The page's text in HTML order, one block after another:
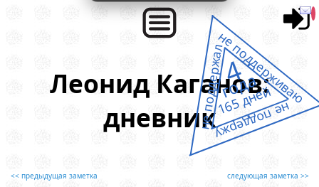
Леонид Каганов:
дневник
<< предыдущая заметка следующая заметка >>
не поддержалне поддерживаю
не поддержу
4
года
165 дней